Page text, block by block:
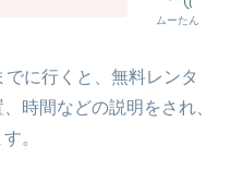
ムーたん
に行くと、無料レンタ
時間などの説明をされ、
。